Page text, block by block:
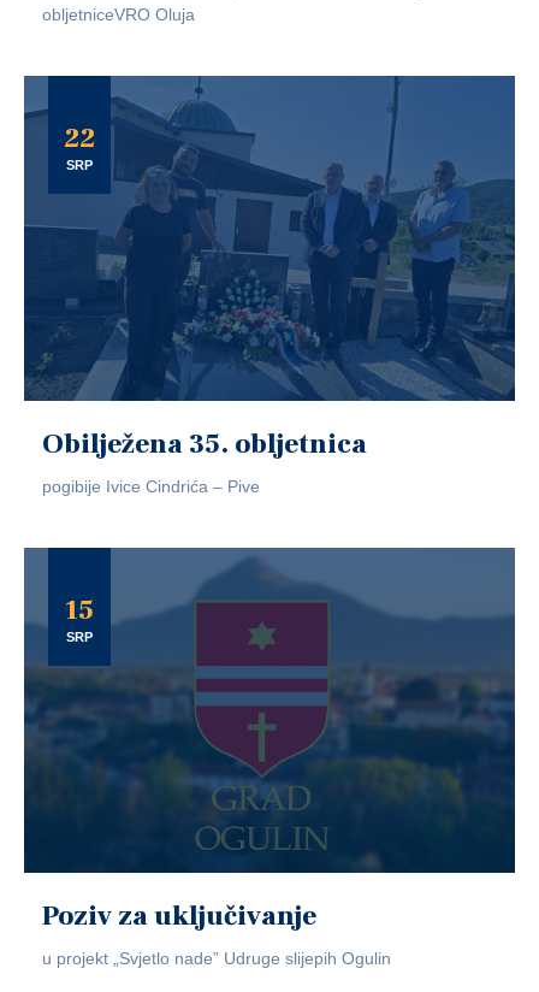
obljetniceVRO Oluja
22
SRP
Obilježena 35. obljetnica
pogibije Ivice Cindrića – Pive
15
SRP
Poziv za uključivanje
u projekt „Svjetlo nade” Udruge slijepih Ogulin